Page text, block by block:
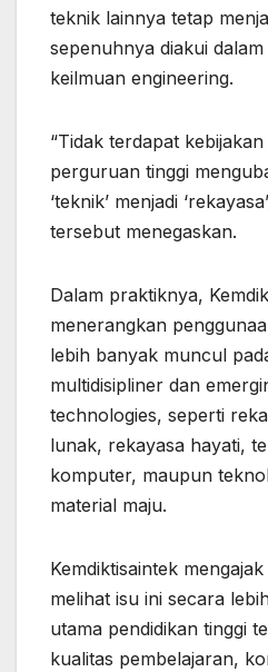
teknik lainnya tetap
sepenuhnya diakui
keilmuan engineering.
“Tidak terdapat
perguruan tinggi
‘teknik’ menjadi
tersebut menegaskan.
Dalam praktiknya,
menerangkan
lebih banyak muncul
multidisipliner dan
technologies, seperti
lunak, rekayasa hayati,
komputer, maupun
material maju.
Kemdiktisaintek
melihat isu ini secara
utama pendidikan tinggi
kualitas pembelajaran,